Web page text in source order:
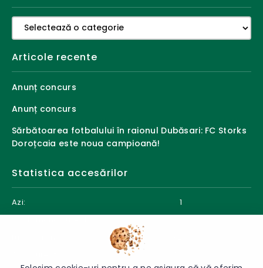
Categorii
Articole recente
Anunț concurs
Anunț concurs
Sărbătoarea fotbalului în raionul Dubăsari: FC Storks
Doroțcaia este noua campioană!
Statistica accesărilor
Azi:
1